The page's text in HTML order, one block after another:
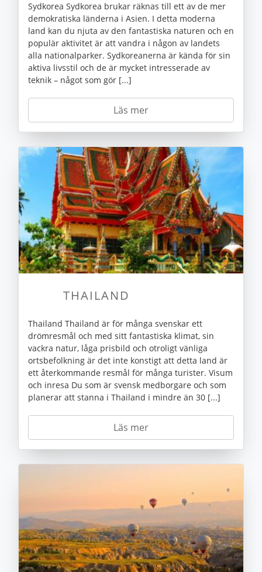
Sydkorea Sydkorea brukar räknas till ett av de mer
demokratiska länderna i Asien. I detta moderna
land kan du njuta av den fantastiska naturen och en
populär aktivitet är att vandra i någon av landets
alla nationalparker. Sydkoreanerna är kända för sin
aktiva livsstil och de är mycket intresserade av
teknik – något som gör [...]
Läs mer
THAILAND
Thailand Thailand är för många svenskar ett
drömresmål och med sitt fantastiska klimat, sin
vackra natur, låga prisbild och otroligt vänliga
ortsbefolkning är det inte konstigt att detta land är
ett återkommande resmål för många turister. Visum
och inresa Du som är svensk medborgare och som
planerar att stanna i Thailand i mindre än 30 [...]
Läs mer